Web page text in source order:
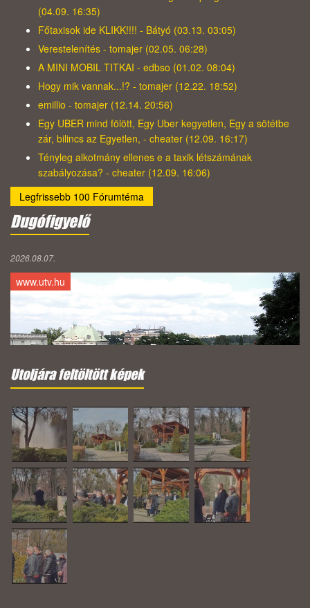
(04.09. 16:35)
Főtaxisok ide KLIKK!!!! - Bátyó (03.13. 03:05)
Verestelenítés - tomajer (02.05. 06:28)
A MINI MOBIL TITKAI - edbso (01.02. 08:04)
Hogy mik vannak...!? - tomajer (12.22. 18:52)
emillio - tomajer (12.14. 20:56)
Egy UBER mind fölött, Egy Uber kegyetlen, Egy a sötétbe
zár, bilincs az Egyetlen, - cheater (12.09. 16:17)
Tényleg alkotmány ellenes e a taxik létszámának
szabályozása? - cheater (12.09. 16:06)
Legfrissebb 100 Fórumtéma
Dugófigyelő
2026.08.07.
www.utv.hu
Utoljára feltöltött képek